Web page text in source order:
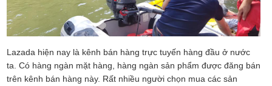
Lazada hiện nay là kênh bán hàng trực tuyến hàng đầu ở nước
ta. Có hàng ngàn mặt hàng, hàng ngàn sản phẩm được đăng bán
trên kênh bán hàng này. Rất nhiều người chọn mua các sản